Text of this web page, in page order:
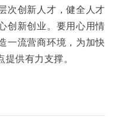
次创新人才，健全人才
创新创业。要用心用情
一流营商环境，为加快
供有力支撑。